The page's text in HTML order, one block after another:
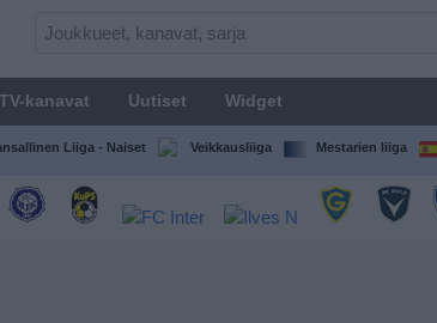
TV-kanavat Uutiset Widget
Liiga - Naiset Veikkausliiga Mestarien liiga